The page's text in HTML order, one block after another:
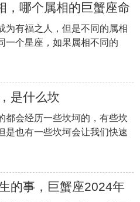
，哪个属相的巨蟹座命
为有福之人，但是不同的属相
一个星座，如果属相不同的
是什么坎
都会经历一些坎坷的，有些坎
是也有一些坎坷会让我们快速
的事，巨蟹座2024年